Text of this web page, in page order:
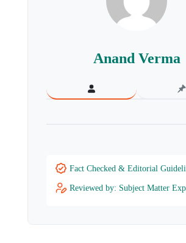
Anand Verma
Fact Checked & Editorial
Reviewed by: Subject Matter